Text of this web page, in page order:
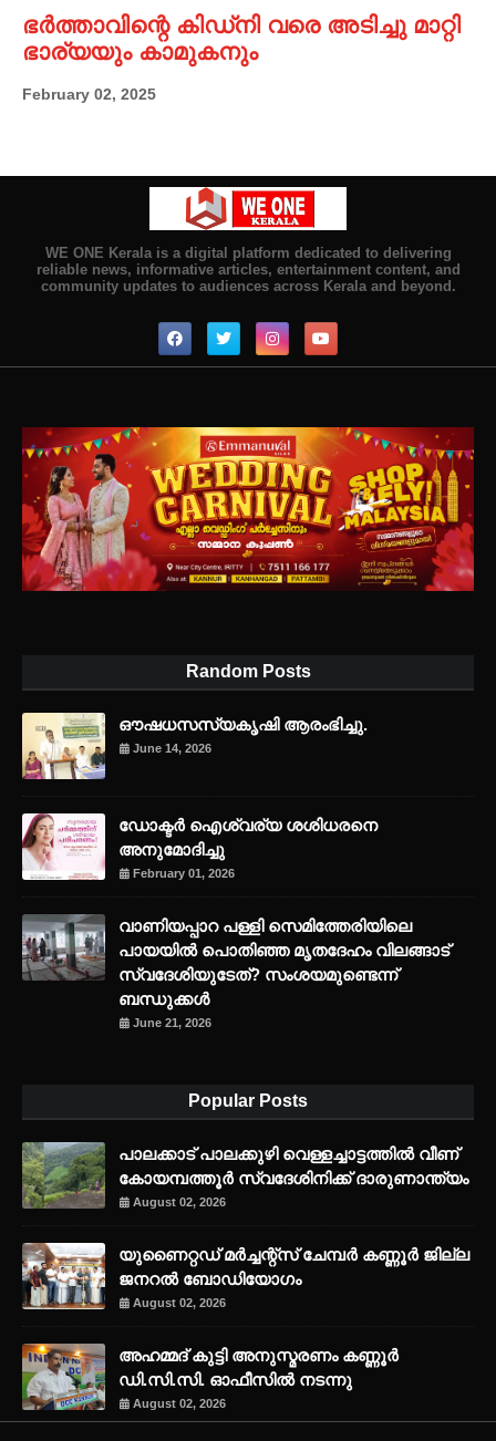
ഭർത്താവിന്റെ കിഡ്നി വരെ അടിച്ചു മാറ്റി
ഭാര്യയും കാമുകനും
February 02, 2025
WE ONE Kerala is a digital platform dedicated to delivering
reliable news, informative articles, entertainment content, and
community updates to audiences across Kerala and beyond.
Random Posts
ഔഷധസസ്യകൃഷി ആരംഭിച്ചു.
June 14, 2026
ഡോക്ടർ ഐശ്വര്യ ശശിധരനെ
അനുമോദിച്ചു
February 01, 2026
വാണിയപ്പാറ പള്ളി സെമിത്തേരിയിലെ
പായയിൽ പൊതിഞ്ഞ മൃതദേഹം വിലങ്ങാട്
സ്വദേശിയുടേത്? സംശയമുണ്ടെന്ന്
ബന്ധുക്കൾ
June 21, 2026
Popular Posts
പാലക്കാട് പാലക്കുഴി വെള്ളച്ചാട്ടത്തില്‍ വീണ്
കോയമ്പത്തൂര്‍ സ്വദേശിനിക്ക് ദാരുണാന്ത്യം
August 02, 2026
യുണൈറ്റഡ് മർച്ചന്റ്സ് ചേമ്പർ കണ്ണൂർ ജില്ല
ജനറൽ ബോഡിയോഗം
August 02, 2026
അഹമ്മദ് കുട്ടി അനുസ്മരണം കണ്ണൂർ
ഡി.സി.സി. ഓഫീസിൽ നടന്നു
August 02, 2026